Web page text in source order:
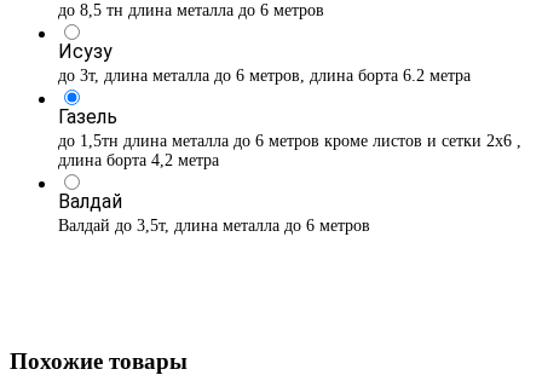
до 8,5 тн длина металла до 6 метров
Исузу
до 3т, длина металла до 6 метров, длина борта 6.2 метра
Газель
до 1,5тн длина металла до 6 метров кроме листов и сетки 2х6 ,
длина борта 4,2 метра
Валдай
Валдай до 3,5т, длина металла до 6 метров
Похожие товары